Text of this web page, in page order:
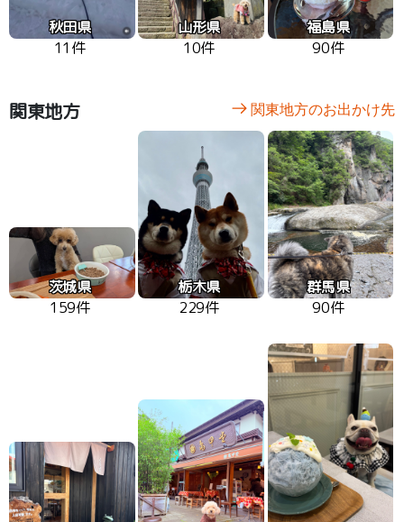
秋田県
11件
山形県
10件
福島県
90件
関東地方 関東地方のお出かけ先
茨城県
159件
栃木県
229件
群馬県
90件